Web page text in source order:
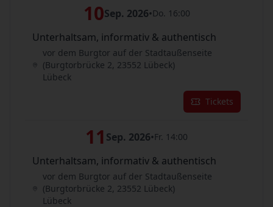
10Sep. 2026•Do. 16:00
Unterhaltsam, informativ & authentisch
vor dem Burgtor auf der Stadtaußenseite
(Burgtorbrücke 2, 23552 Lübeck)
Lübeck
Tickets
11 Sep. 2026•Fr. 14:00
Unterhaltsam, informativ & authentisch
vor dem Burgtor auf der Stadtaußenseite
(Burgtorbrücke 2, 23552 Lübeck)
Lübeck